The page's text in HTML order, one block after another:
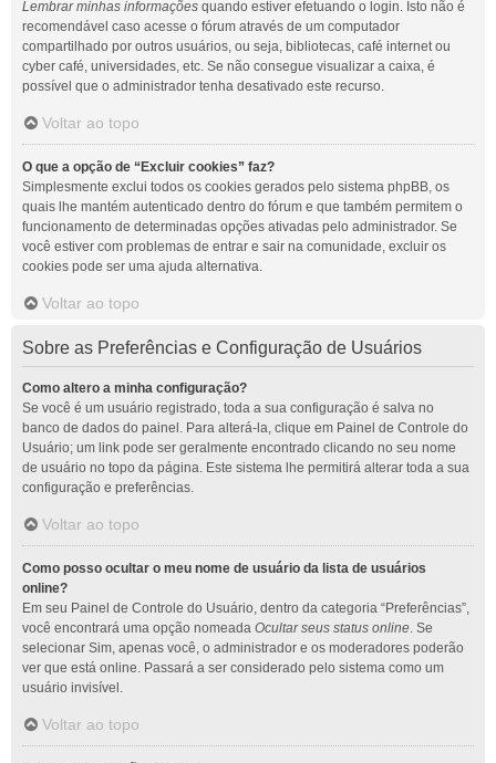
Lembrar minhas informações quando estiver efetuando o login. Isto não é
recomendável caso acesse o fórum através de um computador
compartilhado por outros usuários, ou seja, bibliotecas, café internet ou
cyber café, universidades, etc. Se não consegue visualizar a caixa, é
possível que o administrador tenha desativado este recurso.
Voltar ao topo
O que a opção de “Excluir cookies” faz?
Simplesmente exclui todos os cookies gerados pelo sistema phpBB, os
quais lhe mantém autenticado dentro do fórum e que também permitem o
funcionamento de determinadas opções ativadas pelo administrador. Se
você estiver com problemas de entrar e sair na comunidade, excluir os
cookies pode ser uma ajuda alternativa.
Voltar ao topo
Sobre as Preferências e Configuração de Usuários
Como altero a minha configuração?
Se você é um usuário registrado, toda a sua configuração é salva no
banco de dados do painel. Para alterá-la, clique em Painel de Controle do
Usuário; um link pode ser geralmente encontrado clicando no seu nome
de usuário no topo da página. Este sistema lhe permitirá alterar toda a sua
configuração e preferências.
Voltar ao topo
Como posso ocultar o meu nome de usuário da lista de usuários
online?
Em seu Painel de Controle do Usuário, dentro da categoria “Preferências”,
você encontrará uma opção nomeada Ocultar seus status online. Se
selecionar Sim, apenas você, o administrador e os moderadores poderão
ver que está online. Passará a ser considerado pelo sistema como um
usuário invisível.
Voltar ao topo